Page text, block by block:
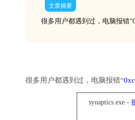
文章摘要
很多用户都遇到过，电脑报错
很多用户都遇到过，电脑报错“
synaptics.exe -